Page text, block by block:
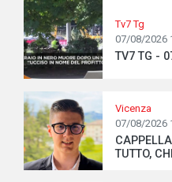
Tv7 Tg
07/08/2026
TV7 TG -
Vicenza
07/08/2026
TUTTO,